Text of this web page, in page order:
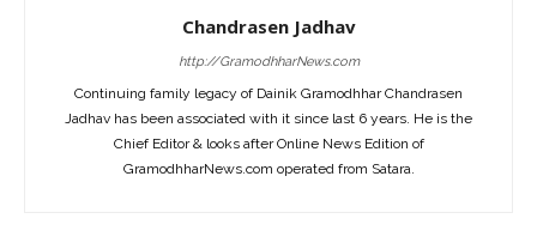
Chandrasen Jadhav
http://GramodhharNews.com
Continuing family legacy of Dainik Gramodhhar Chandrasen
Jadhav has been associated with it since last 6 years. He is the
Chief Editor & looks after Online News Edition of
GramodhharNews.com operated from Satara.